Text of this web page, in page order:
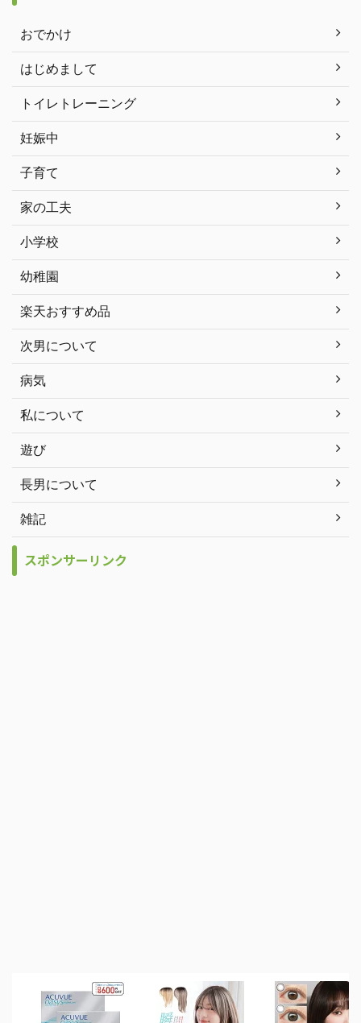
おでかけ
はじめまして
トイレトレーニング
妊娠中
子育て
家の工夫
小学校
幼稚園
楽天おすすめ品
次男について
病気
私について
遊び
長男について
雑記
スポンサーリンク